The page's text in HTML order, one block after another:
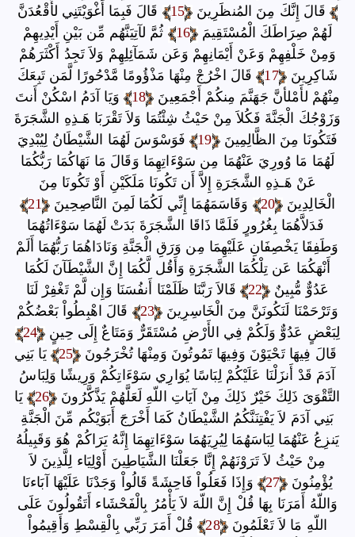
قَالَ إِنَّكَ مِنَ المُنظَرِينَ 15
قَالَ فَبِمَا أَغْوَيْتَنِي لأَقْعُدَنَّ
لَهُمْ صِرَاطَكَ الْمُسْتَقِيمَ
16
ثُمَّ لآتِيَنَّهُم مِّن بَيْنِ أَيْدِيهِمْ
وَمِنْ خَلْفِهِمْ وَعَنْ أَيْمَانِهِمْ وَعَن شَمَآئِلِهِمْ وَلاَ تَجِدُ أَكْثَرَهُمْ
شَاكِرِينَ 17 قَالَ اخْرُجْ مِنْهَا مَذْؤُومًا مَّدْحُورًا لَّمَن تَبِعَكَ
مِنْهُمْ لأَمْلأنَّ جَهَنَّمَ مِنكُمْ أَجْمَعِينَ
18
وَيَا آدَمُ اسْكُنْ أَنتَ
وَزَوْجُكَ الْجَنَّةَ فَكُلاَ مِنْ حَيْثُ شِئْتُمَا وَلاَ تَقْرَبَا هَـذِهِ الشَّجَرَةَ
فَتَكُونَا مِنَ الظَّالِمِينَ 19 فَوَسْوَسَ لَهُمَا الشَّيْطَانُ لِيُبْدِيَ
لَهُمَا مَا وُورِيَ عَنْهُمَا مِن سَوْءَاتِهِمَا وَقَالَ مَا نَهَاكُمَا رَبُّكُمَا
عَنْ هَـذِهِ الشَّجَرَةِ إِلاَّ أَن تَكُونَا مَلَكَيْنِ أَوْ تَكُونَا مِنَ
الْخَالِدِينَ 20 وَقَاسَمَهُمَا إِنِّي لَكُمَا لَمِنَ النَّاصِحِينَ
21
فَدَلاَّهُمَا بِغُرُورٍ فَلَمَّا ذَاقَا الشَّجَرَةَ بَدَتْ لَهُمَا سَوْءَاتُهُمَا
وَطَفِقَا يَخْصِفَانِ عَلَيْهِمَا مِن وَرَقِ الْجَنَّةِ وَنَادَاهُمَا رَبُّهُمَا أَلَمْ
أَنْهَكُمَا عَن تِلْكُمَا الشَّجَرَةِ وَأَقُل لَّكُمَا إِنَّ الشَّيْطَآنَ لَكُمَا
عَدُوٌّ مُّبِينٌ
22
قَالاَ رَبَّنَا ظَلَمْنَا أَنفُسَنَا وَإِن لَّمْ تَغْفِرْ لَنَا
وَتَرْحَمْنَا لَنَكُونَنَّ مِنَ الْخَاسِرِينَ 23
قَالَ اهْبِطُواْ بَعْضُكُمْ
لِبَعْضٍ عَدُوٌّ وَلَكُمْ فِي الأَرْضِ مُسْتَقَرٌّ وَمَتَاعٌ إِلَى حِينٍ
24
قَالَ فِيهَا تَحْيَوْنَ وَفِيهَا تَمُوتُونَ وَمِنْهَا تُخْرَجُونَ
25
يَا بَنِي
آدَمَ قَدْ أَنزَلْنَا عَلَيْكُمْ لِبَاسًا يُوَارِي سَوْءَاتِكُمْ وَرِيشًا وَلِبَاسُ
التَّقْوَىَ ذَلِكَ خَيْرٌ ذَلِكَ مِنْ آيَاتِ اللّهِ لَعَلَّهُمْ يَذَّكَّرُونَ
26
يَا
بَنِي آدَمَ لاَ يَفْتِنَنَّكُمُ الشَّيْطَانُ كَمَا أَخْرَجَ أَبَوَيْكُم مِّنَ الْجَنَّةِ
يَنزِعُ عَنْهُمَا لِبَاسَهُمَا لِيُرِيَهُمَا سَوْءَاتِهِمَا إِنَّهُ يَرَاكُمْ هُوَ وَقَبِيلُهُ
مِنْ حَيْثُ لاَ تَرَوْنَهُمْ إِنَّا جَعَلْنَا الشَّيَاطِينَ أَوْلِيَاء لِلَّذِينَ لاَ
يُؤْمِنُونَ
27
وَإِذَا فَعَلُواْ فَاحِشَةً قَالُواْ وَجَدْنَا عَلَيْهَا آبَاءنَا
وَاللّهُ أَمَرَنَا بِهَا قُلْ إِنَّ اللّهَ لاَ يَأْمُرُ بِالْفَحْشَاء أَتَقُولُونَ عَلَى
اللّهِ مَا لاَ تَعْلَمُونَ 28 قُلْ أَمَرَ رَبِّي بِالْقِسْطِ وَأَقِيمُواْ